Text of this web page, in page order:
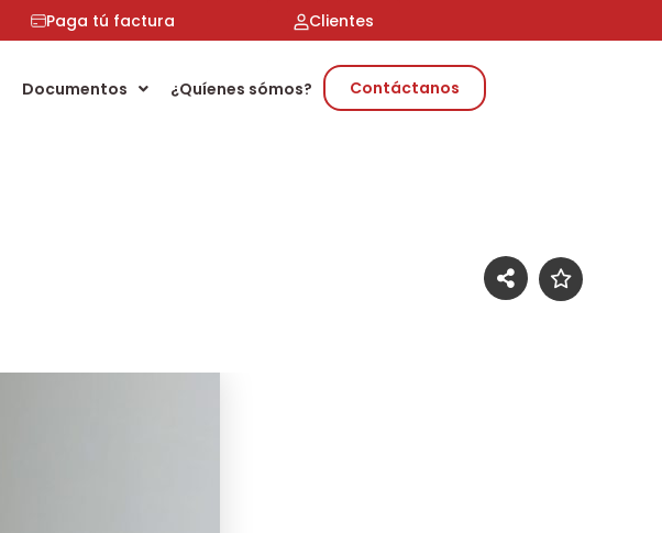
Paga tú factura Clientes
Documentos ¿Quíenes sómos? Contáctanos